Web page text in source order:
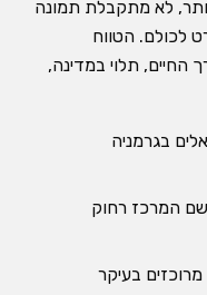
לא מתקבלת תמונה
לכולם. הטווח
הוא בערך 3 עד 10 לאורך החיים, תלוי במדינה,
בגרמניה
שם המרכז רחוק
בעיקר